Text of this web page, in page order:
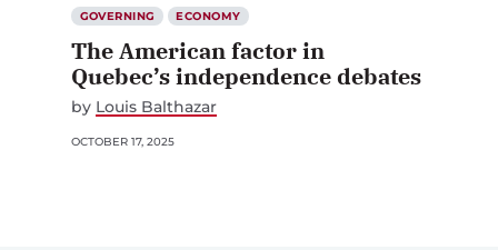
GOVERNING ECONOMY
The American factor in
Quebec’s independence debates
by Louis Balthazar
OCTOBER 17, 2025